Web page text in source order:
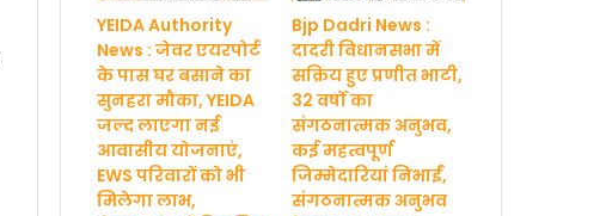
YEIDA Authority
News : जेवर एयरपोर्ट
के पास घर बसाने का
सुनहरा मौका, YEIDA
जल्द लाएगा नई
आवासीय योजनाएं,
EWS परिवारों को भी
मिलेगा लाभ,
Bjp Dadri News :
दादरी विधानसभा में
सक्रिय हुए प्रणीत भाटी,
32 वर्षों का
संगठनात्मक अनुभव,
कई महत्वपूर्ण
जिम्मेदारियां निभाईं,
संगठनात्मक अनुभव